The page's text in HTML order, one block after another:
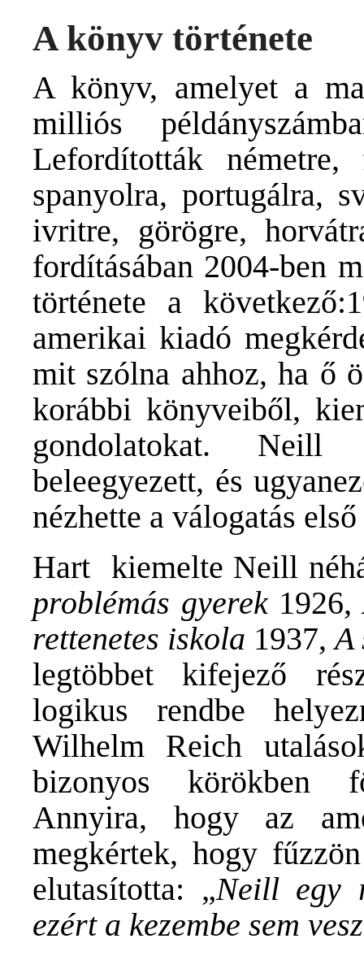
A könyv története
A könyv, amelyet a
milliós
Lefordították németre,
spanyolra, portugálra,
ivritre, görögre,
fordításában 2004-ben
története a
amerikai kiadó
mit szólna ahhoz, ha ő
korábbi könyveiből,
gondolatokat. Neill
beleegyezett, és
nézhette a válogatás
Hart kiemelte Neill
problémás gyerek1926,
rettenetes iskola 1937,A
legtöbbet kifejező
logikus rendbe
Wilhelm Reich
bizonyos körökben
Annyira, hogy az
megkértek, hogy
elutasította: „Neill egy
ezért a kezembe sem